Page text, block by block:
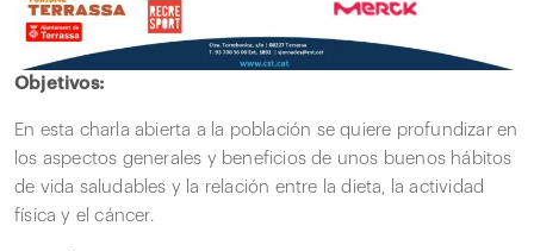
Objetivos:
En esta charla abierta a la población se quiere profundizar en
los aspectos generales y beneficios de unos buenos hábitos
de vida saludables y la relación entre la dieta, la actividad
física y el cáncer.